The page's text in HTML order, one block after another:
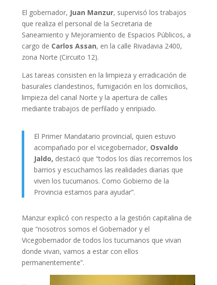
El gobernador, Juan Manzur, supervisó los trabajos
que realiza el personal de la Secretaria de
Saneamiento y Mejoramiento de Espacios Públicos, a
cargo de Carlos Assan, en la calle Rivadavia 2400,
zona Norte (Circuito 12).
Las tareas consisten en la limpieza y erradicación de
basurales clandestinos, fumigación en los domicilios,
limpieza del canal Norte y la apertura de calles
mediante trabajos de perfilado y enripiado.
El Primer Mandatario provincial, quien estuvo
acompañado por el vicegobernador, Osvaldo
Jaldo, destacó que “todos los días recorremos los
barrios y escuchamos las realidades diarias que
viven los tucumanos. Como Gobierno de la
Provincia estamos para ayudar”.
Manzur explicó con respecto a la gestión capitalina de
que “nosotros somos el Gobernador y el
Vicegobernador de todos los tucumanos que vivan
donde vivan, vamos a estar con ellos
permanentemente”.